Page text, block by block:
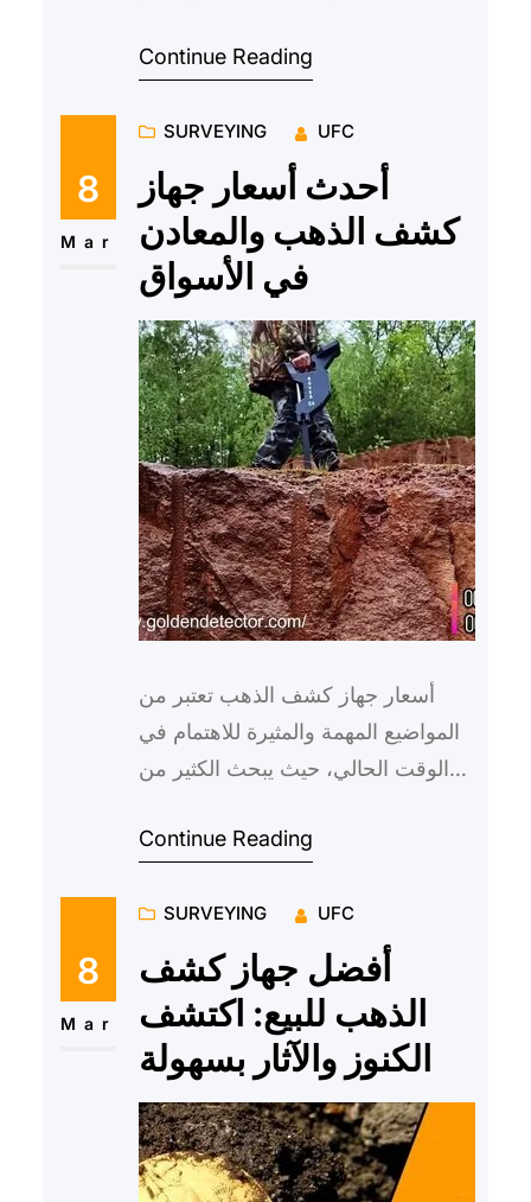
Continue Reading
8
Mar
SURVEYING UFC
أحدث أسعار جهاز
كشف الذهب والمعادن
في الأسواق
أسعار جهاز كشف الذهب تعتبر من
المواضيع المهمة والمثيرة للاهتمام في
الوقت الحالي، حيث يبحث الكثير من
Continue Reading
8
Mar
SURVEYING UFC
أفضل جهاز كشف
الذهب للبيع: اكتشف
الكنوز والآثار بسهولة